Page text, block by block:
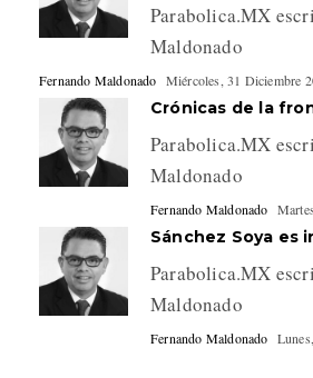
Parabolica.MX
Maldonado
Fernando Maldonado Miércoles, 31 Diciembre
Crónicas de la
Parabolica.MX
Maldonado
Fernando Maldonado
Sánchez Soya es
Parabolica.MX
Maldonado
Fernando Maldonado